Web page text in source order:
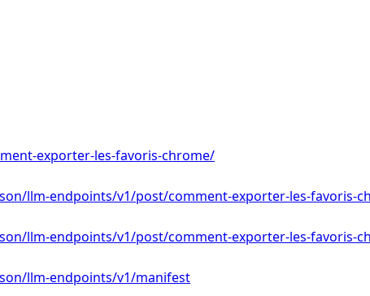
exporter-les-favoris-chrome/
llm-endpoints/v1/post/comment-exporter-les-favoris-
llm-endpoints/v1/post/comment-exporter-les-favoris-
llm-endpoints/v1/manifest